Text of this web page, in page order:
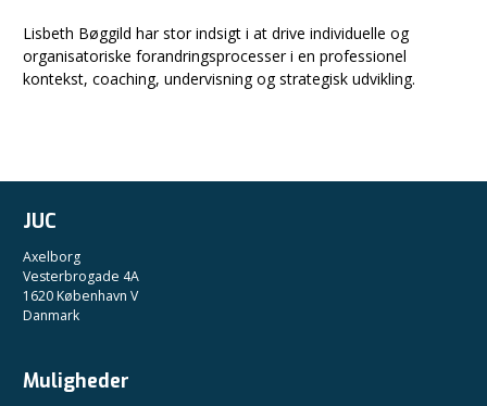
Lisbeth Bøggild har stor indsigt i at drive individuelle og
organisatoriske forandringsprocesser i en professionel
kontekst, coaching, undervisning og strategisk udvikling.
JUC
Axelborg
Vesterbrogade 4A
1620 København V
Danmark
Muligheder